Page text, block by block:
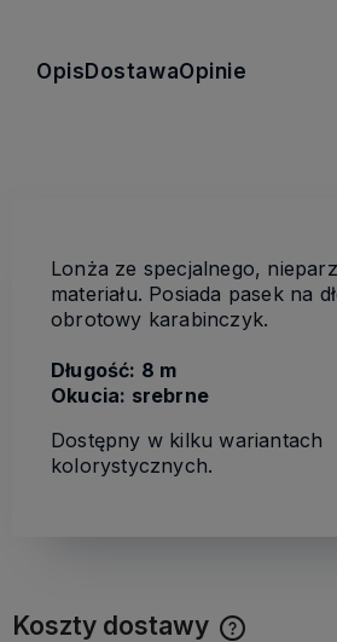
OpisDostawaOpinie
Lonża ze specjalnego,
materiału. Posiada pasek na
obrotowy karabinczyk.
Długość: 8 m
Okucia: srebrne
Dostępny w kilku wariantach
kolorystycznych.
Koszty dostawy